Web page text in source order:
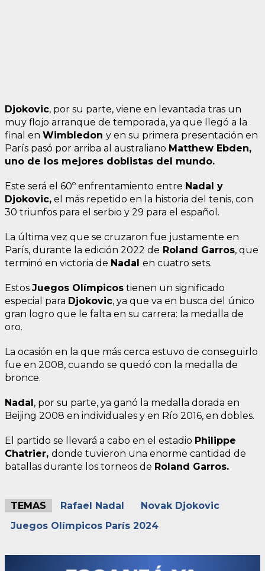
Djokovic, por su parte, viene en levantada tras un
muy flojo arranque de temporada, ya que llegó a la
final en Wimbledon y en su primera presentación en
París pasó por arriba al australiano Matthew Ebden,
uno de los mejores doblistas del mundo.
Este será el 60º enfrentamiento entre Nadal y
Djokovic, el más repetido en la historia del tenis, con
30 triunfos para el serbio y 29 para el español.
La última vez que se cruzaron fue justamente en
París, durante la edición 2022 de Roland Garros, que
terminó en victoria de Nadal en cuatro sets.
Estos Juegos Olímpicos tienen un significado
especial para Djokovic, ya que va en busca del único
gran logro que le falta en su carrera: la medalla de
oro.
La ocasión en la que más cerca estuvo de conseguirlo
fue en 2008, cuando se quedó con la medalla de
bronce.
Nadal, por su parte, ya ganó la medalla dorada en
Beijing 2008 en individuales y en Río 2016, en dobles.
El partido se llevará a cabo en el estadio Philippe
Chatrier, donde tuvieron una enorme cantidad de
batallas durante los torneos de Roland Garros.
TEMAS Rafael Nadal
Novak Djokovic
Juegos Olímpicos París 2024